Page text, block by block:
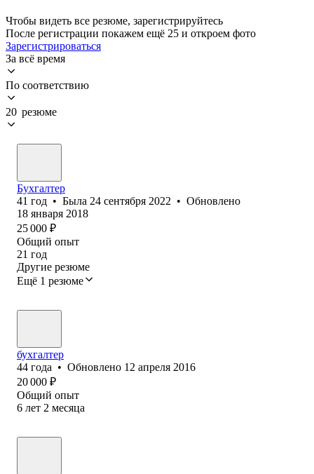
Чтобы видеть все резюме, зарегистрируйтесь
После регистрации покажем ещё 25 и откроем фото
Зарегистрироваться
За всё время
По соответствию
20 резюме
Бухгалтер
41 год • Была 24 сентября 2022 • Обновлено
18 января 2018
25 000 ₽
Общий опыт
21 год
Другие резюме
Ещё 1 резюме
бухгалтер
44 года • Обновлено 12 апреля 2016
20 000 ₽
Общий опыт
6 лет 2 месяца